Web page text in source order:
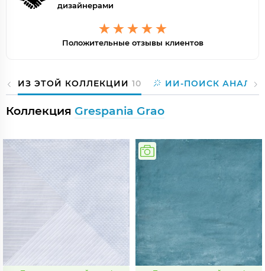
дизайнерами
Положительные отзывы клиентов
ИЗ ЭТОЙ КОЛЛЕКЦИИ 10 ИИ-ПОИСК
Коллекция Grespania Grao